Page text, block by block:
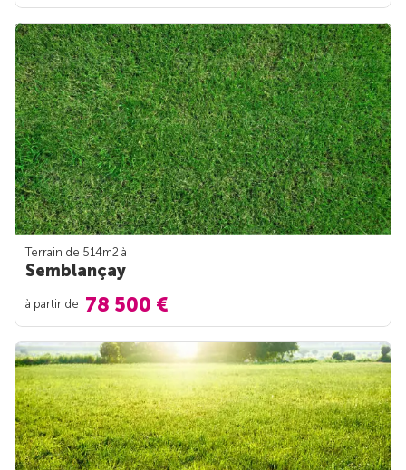
Terrain de 514m2 à
Semblançay
à partir de 78 500 €